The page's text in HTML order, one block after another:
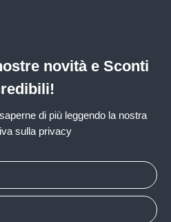
novità e Sconti
di più leggendo la nostra
sulla privacy